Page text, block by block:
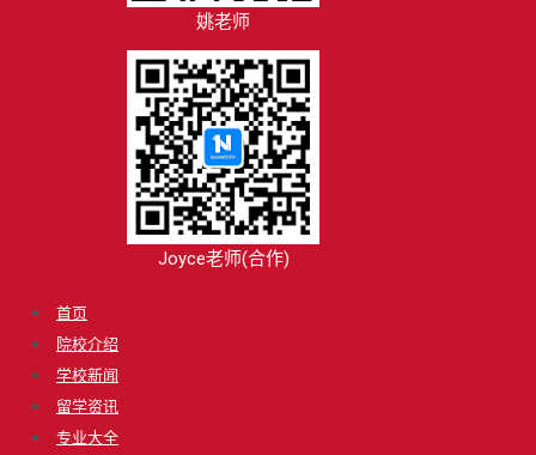
姚老师
Joyce老师(合作)
首页
院校介绍
学校新闻
留学资讯
专业大全